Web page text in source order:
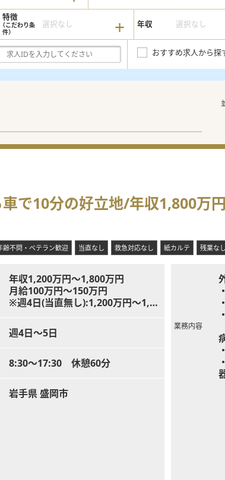
特徴
選択なし 年収 選択なし
おすすめ求人から探
で10分の好立地/年収1,800万
齢不問・ベテラン歓迎 当直なし 救急対応なし 紙カルテ 残業なし
年収1,200万円～1,800万円
月給100万円～150万円
※週4日(当直無し):1,200万円～1,50
～1,800万円
週4日～5日
8:30～17:30 休憩60分
岩手県 盛岡市
業務内容